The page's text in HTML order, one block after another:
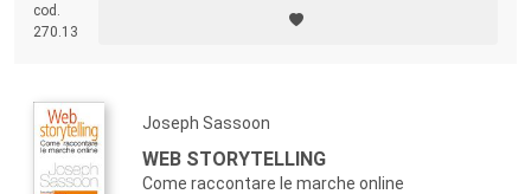
creativi, quanto per coloro che si trovino alle prese con i primi incarichi
e siano alla ricerca di un manuale completo grazie a cui comprendere
cod.
270.13
Joseph Sassoon
WEB STORYTELLING
Come raccontare le marche online